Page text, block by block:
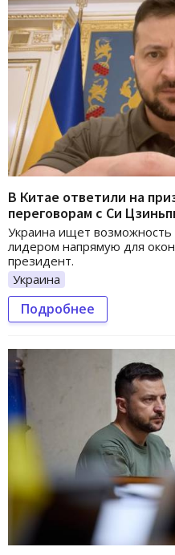
В Китае ответили на
переговорам с Си
Украина ищет возможность
лидером напрямую для
президент.
Украина
Подробнее